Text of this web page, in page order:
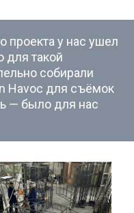
проекта у нас ушел
для такой
собирали
Havoc для съёмок
— было для нас